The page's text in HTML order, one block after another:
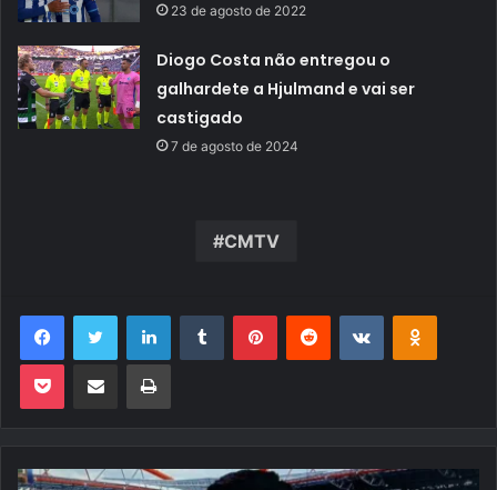
23 de agosto de 2022
Diogo Costa não entregou o
galhardete a Hjulmand e vai ser
castigado
7 de agosto de 2024
CMTV
FacebookTwitter LinkedinTumblr PinterestReddit VK OK
Pocket Compartilhar via e-mail Imprimir